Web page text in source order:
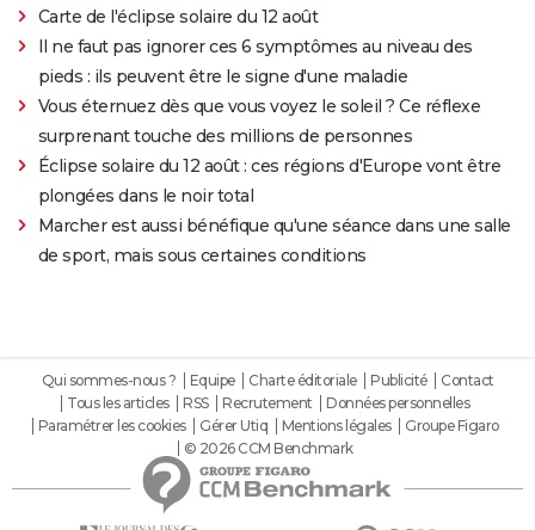
Carte de l'éclipse solaire du 12 août
Il ne faut pas ignorer ces 6 symptômes au niveau des
pieds : ils peuvent être le signe d'une maladie
Vous éternuez dès que vous voyez le soleil ? Ce réflexe
surprenant touche des millions de personnes
Éclipse solaire du 12 août : ces régions d'Europe vont être
plongées dans le noir total
Marcher est aussi bénéfique qu'une séance dans une salle
de sport, mais sous certaines conditions
Qui sommes-nous ? Equipe Charte éditoriale Publicité
Contact
Tous les articles
RSS Recrutement
Données personnelles
Paramétrer les cookies
Gérer Utiq Mentions légales
Groupe Figaro
© 2026 CCM Benchmark